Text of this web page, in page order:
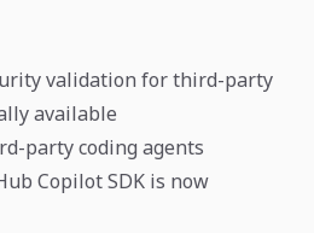
validation for third-party
available
party coding agents
Copilot SDK is now